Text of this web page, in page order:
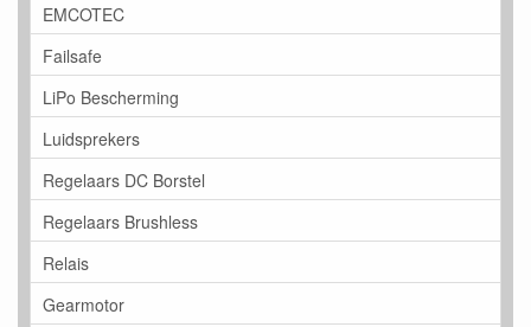
EMCOTEC
Failsafe
LiPo Bescherming
Luidsprekers
Regelaars DC Borstel
Regelaars Brushless
Relais
Gearmotor